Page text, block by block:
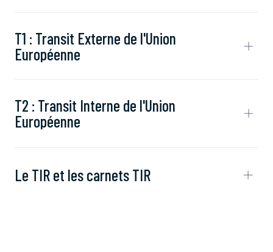
T1 : Transit Externe de l'Union
Européenne
T2 : Transit Interne de l'Union
Européenne
Le TIR et les carnets TIR